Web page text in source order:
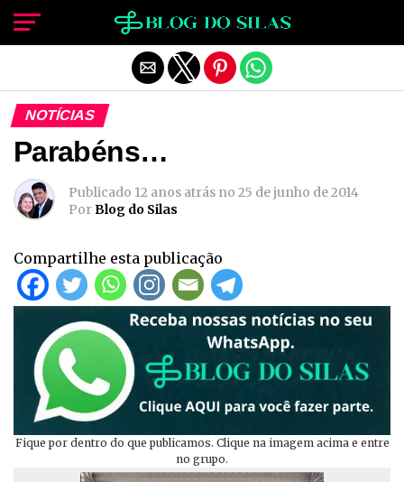
NOTÍCIAS
Parabéns…
Publicado 12 anos atrás no 25 de junho de 2014
PorBlog do Silas
Compartilhe esta publicação
Fique por dentro do que publicamos. Clique na imagem acima e entre
no grupo.
Sair da versão mobile